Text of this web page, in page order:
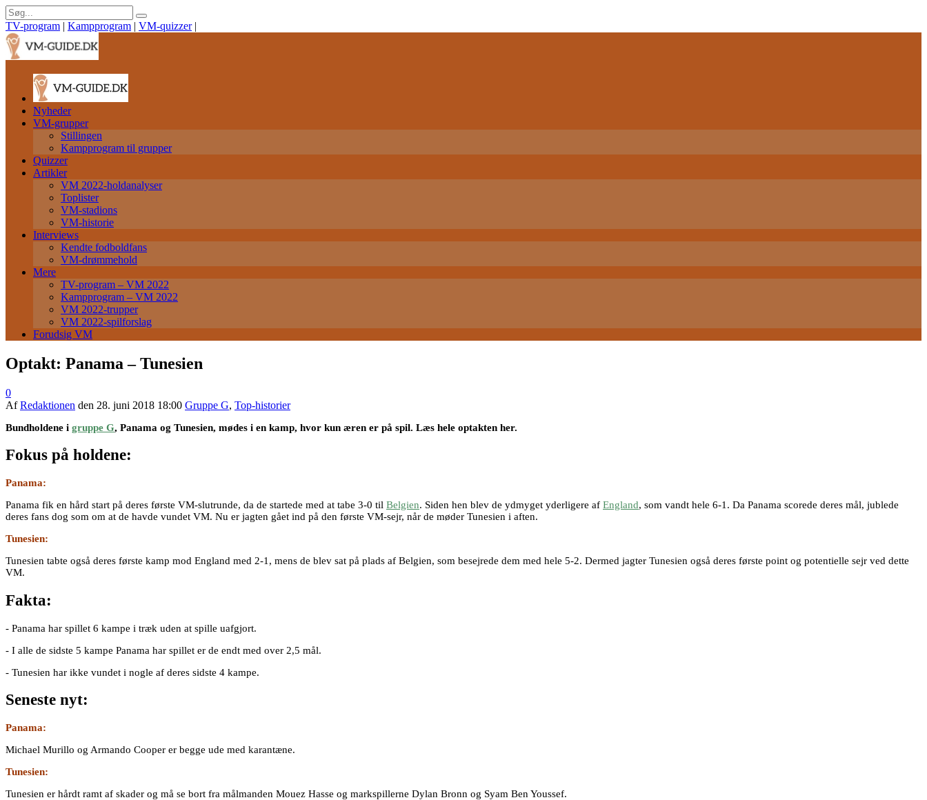
TV-program | Kampprogram | VM-quizzer |
Nyheder
VM-grupper
Stillingen
Kampprogram til grupper
Quizzer
Artikler
VM 2022-holdanalyser
Toplister
VM-stadions
VM-historie
Interviews
Kendte fodboldfans
VM-drømmehold
Mere
TV-program – VM 2022
Kampprogram – VM 2022
VM 2022-trupper
VM 2022-spilforslag
Forudsig VM
Optakt: Panama – Tunesien
0
AfRedaktionen den 28. juni 2018 18:00 Gruppe G, Top-historier
Bundholdene i gruppe G, Panama og Tunesien, mødes i en kamp, hvor kun æren er på spil. Læs hele optakten her.
Fokus på holdene:
Panama:
Panama fik en hård start på deres første VM-slutrunde, da de startede med at tabe 3-0 til Belgien. Siden hen blev de ydmyget yderligere af England, som vandt hele 6-1. Da Panama scorede deres mål, jublede
deres fans dog som om at de havde vundet VM. Nu er jagten gået ind på den første VM-sejr, når de møder Tunesien i aften.
Tunesien:
Tunesien tabte også deres første kamp mod England med 2-1, mens de blev sat på plads af Belgien, som besejrede dem med hele 5-2. Dermed jagter Tunesien også deres første point og potentielle sejr ved dette
VM.
Fakta:
- Panama har spillet 6 kampe i træk uden at spille uafgjort.
- I alle de sidste 5 kampe Panama har spillet er de endt med over 2,5 mål.
- Tunesien har ikke vundet i nogle af deres sidste 4 kampe.
Seneste nyt:
Panama:
Michael Murillo og Armando Cooper er begge ude med karantæne.
Tunesien:
Tunesien er hårdt ramt af skader og må se bort fra målmanden Mouez Hasse og markspillerne Dylan Bronn og Syam Ben Youssef.